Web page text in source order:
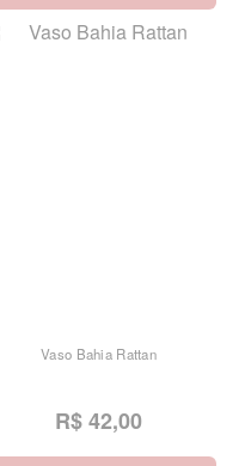
Vaso Bahia Rattan
R$ 42,00